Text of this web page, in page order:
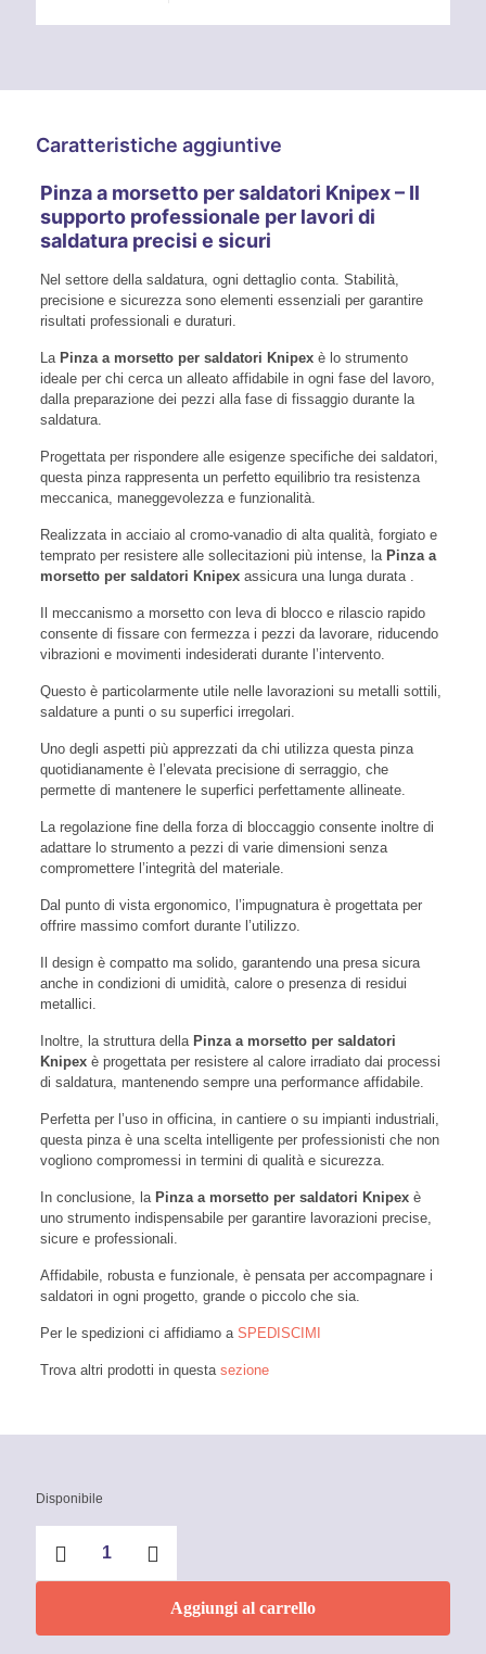
Caratteristiche aggiuntive
Pinza a morsetto per saldatori Knipex – Il
supporto professionale per lavori di
saldatura precisi e sicuri
Nel settore della saldatura, ogni dettaglio conta. Stabilità,
precisione e sicurezza sono elementi essenziali per garantire
risultati professionali e duraturi.
La Pinza a morsetto per saldatori Knipexè lo strumento
ideale per chi cerca un alleato affidabile in ogni fase del lavoro,
dalla preparazione dei pezzi alla fase di fissaggio durante la
saldatura.
Progettata per rispondere alle esigenze specifiche dei saldatori,
questa pinza rappresenta un perfetto equilibrio tra resistenza
meccanica, maneggevolezza e funzionalità.
Realizzata in acciaio al cromo-vanadio di alta qualità, forgiato e
temprato per resistere alle sollecitazioni più intense, la Pinza a
morsetto per saldatori Knipexassicura una lunga durata .
Il meccanismo a morsetto con leva di blocco e rilascio rapido
consente di fissare con fermezza i pezzi da lavorare, riducendo
vibrazioni e movimenti indesiderati durante l’intervento.
Questo è particolarmente utile nelle lavorazioni su metalli sottili,
saldature a punti o su superfici irregolari.
Uno degli aspetti più apprezzati da chi utilizza questa pinza
quotidianamente è l’elevata precisione di serraggio, che
permette di mantenere le superfici perfettamente allineate.
La regolazione fine della forza di bloccaggio consente inoltre di
adattare lo strumento a pezzi di varie dimensioni senza
compromettere l’integrità del materiale.
Dal punto di vista ergonomico, l’impugnatura è progettata per
offrire massimo comfort durante l’utilizzo.
Il design è compatto ma solido, garantendo una presa sicura
anche in condizioni di umidità, calore o presenza di residui
metallici.
Inoltre, la struttura della Pinza a morsetto per saldatori
Knipexè progettata per resistere al calore irradiato dai processi
di saldatura, mantenendo sempre una performance affidabile.
Perfetta per l’uso in officina, in cantiere o su impianti industriali,
questa pinza è una scelta intelligente per professionisti che non
vogliono compromessi in termini di qualità e sicurezza.
In conclusione, la Pinza a morsetto per saldatori Knipexè
uno strumento indispensabile per garantire lavorazioni precise,
sicure e professionali.
Affidabile, robusta e funzionale, è pensata per accompagnare i
saldatori in ogni progetto, grande o piccolo che sia.
Per le spedizioni ci affidiamo a SPEDISCIMI
Trova altri prodotti in questa sezione
Disponibile
morsetto
Knipex
Aggiungi al carrello